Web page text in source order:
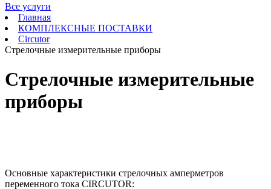
Все услуги
Главная
КОМПЛЕКСНЫЕ ПОСТАВКИ
Circutor
Стрелочные измерительные приборы
Стрелочные измерительные
приборы
Основные характеристики стрелочных амперметров
переменного тока CIRCUTOR: